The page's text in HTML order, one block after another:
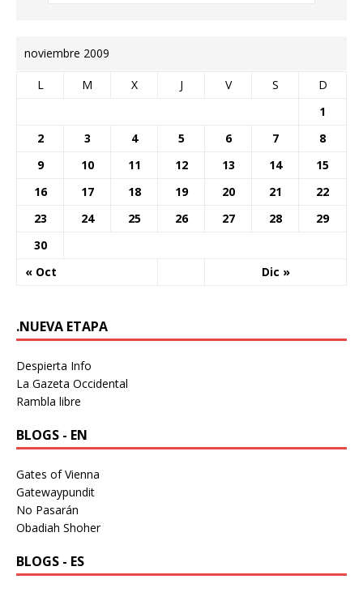
noviembre 2009
L M X J V S D
« Oct Dic »
1
2
3 4 5 6 7
8
9
10 11 12 13 14
15
16
17 18 19 20 21
22
23
24 25 26 27 28
29
30
.NUEVA ETAPA
Despierta Info
La Gazeta Occidental
Rambla libre
BLOGS - EN
Gates of Vienna
Gatewaypundit
No Pasarán
Obadiah Shoher
BLOGS - ES